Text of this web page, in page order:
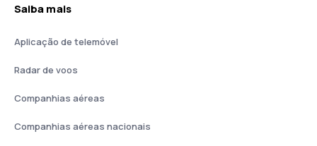
Saiba mais
Aplicação de telemóvel
Radar de voos
Companhias aéreas
Companhias aéreas nacionais